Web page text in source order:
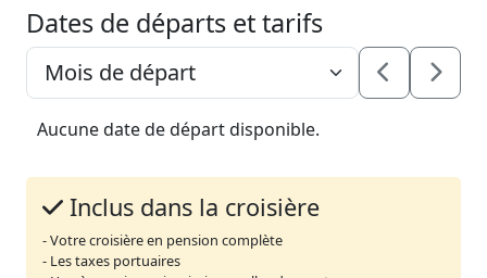
Dates de départs et tarifs
Aucune date de départ disponible.
Inclus dans la croisière
- Votre croisière en pension complète
- Les taxes portuaires